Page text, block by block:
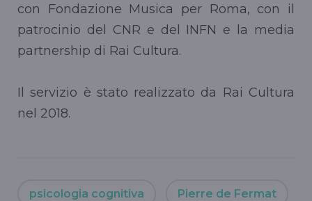
con Fondazione Musica per Roma, con il
patrocinio del CNR e del INFN e la media
partnership di Rai Cultura.
Il servizio è stato realizzato da Rai Cultura
nel 2018.
psicologia cognitiva Pierre de Fermat